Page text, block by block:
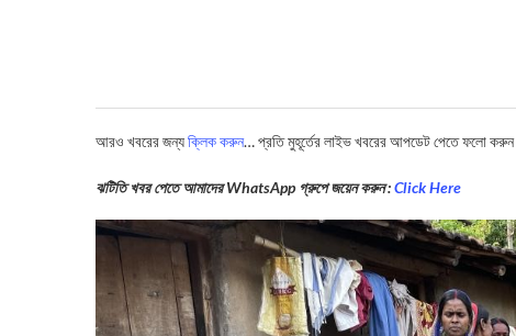
আরও খবরের জন্যক্লিক করুন… প্রতি মুহূর্তের লাইভ খবরের আপডেট পেতে ফলো করুন
ঝটিতি খবর পেতে আমাদের WhatsApp গ্রুপে জয়েন করুন :Click Here